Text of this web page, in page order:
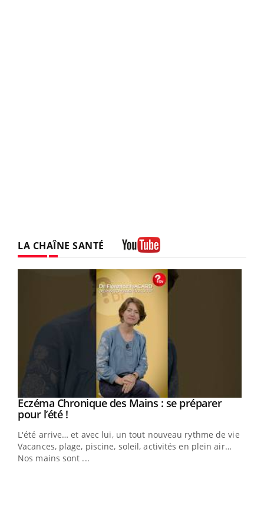
LA CHAÎNE SANTÉ
Youtube
Eczéma Chronique des Mains : se préparer
pour l’été !Youtube
L'été arrive… et avec lui, un tout nouveau rythme de vie !
Vacances, plage, piscine, soleil, activités en plein air…
Nos mains sont ...